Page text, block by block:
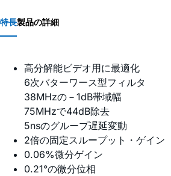
特長製品の詳細
高分解能ビデオ用に最適化
6次バターワース型フィルタ
38MHzの－1dB帯域幅
75MHzで44dB除去
5nsのグループ遅延変動
2倍の固定スループット・ゲイン
0.06%微分ゲイン
0.21°の微分位相